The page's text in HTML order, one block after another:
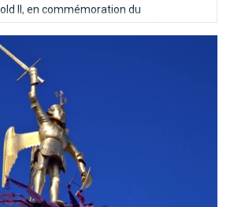
II, en commémoration du
de l'indépendance de la Belgique en
?